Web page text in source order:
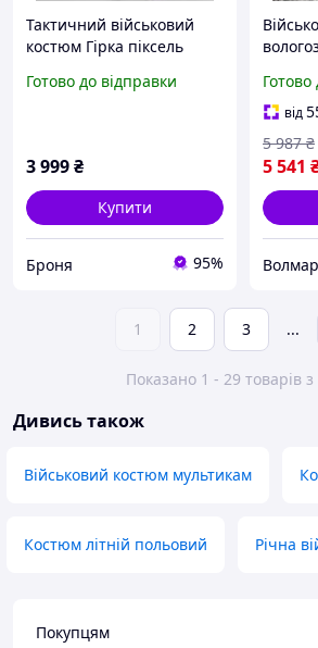
Тактичний військовий
костюм Гірка піксель
тактичний костюм
Готово до відправки
3 999₴
Купити
Броня 95%
Готово
від
5 541
5 987 ₴
1 2 3 ...
Показано 1 - 29 товарів з
Дивись також
Військовий костюм мультикам
Костюм літній польовий Річна
Покупцям